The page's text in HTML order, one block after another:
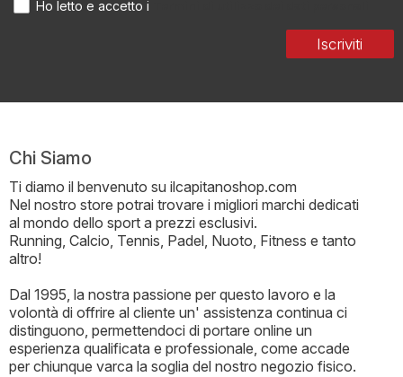
Iscriviti
Ho letto e accetto i
Chi Siamo
Ti diamo il benvenuto su ilcapitanoshop.com
Nel nostro store potrai trovare i migliori marchi dedicati
al mondo dello sport a prezzi esclusivi.
Running, Calcio, Tennis, Padel, Nuoto, Fitness e tanto
altro!
Dal 1995, la nostra passione per questo lavoro e la
volontà di offrire al cliente un' assistenza continua ci
distinguono, permettendoci di portare online un
esperienza qualificata e professionale, come accade
per chiunque varca la soglia del nostro negozio fisico.